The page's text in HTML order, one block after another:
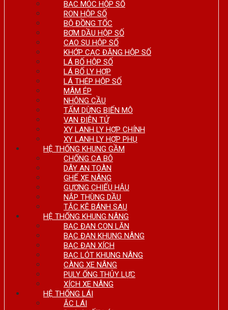
BẠC MÓC HỘP SỐ
RON HỘP SỐ
BỘ ĐỒNG TỐC
BƠM DẦU HỘP SỐ
CAO SU HỘP SỐ
KHỚP CẠC ĐĂNG HỘP SỐ
LÁ BỐ HỘP SỐ
LÁ BỐ LY HỢP
LÁ THÉP HỘP SỐ
MÂM ÉP
NHÔNG CẦU
TẤM DỪNG BIẾN MÔ
VAN ĐIỆN TỬ
XY LANH LY HỢP CHÍNH
XY LANH LY HỢP PHỤ
HỆ THỐNG KHUNG GẦM
CHỐNG CA BÔ
DÂY AN TOÀN
GHẾ XE NÂNG
GƯƠNG CHIẾU HẬU
NẮP THÙNG DẦU
TẮC KÊ BÁNH SAU
HỆ THỐNG KHUNG NÂNG
BẠC ĐẠN CON LĂN
BẠC ĐẠN KHUNG NÂNG
BẠC ĐẠN XÍCH
BẠC LÓT KHUNG NÂNG
CÀNG XE NÂNG
PULY ỐNG THỦY LỰC
XÍCH XE NÂNG
HỆ THỐNG LÁI
ẮC LÁI